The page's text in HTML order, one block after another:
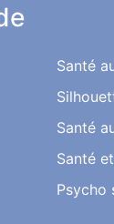
Santé
Santé
Santé
Psycho